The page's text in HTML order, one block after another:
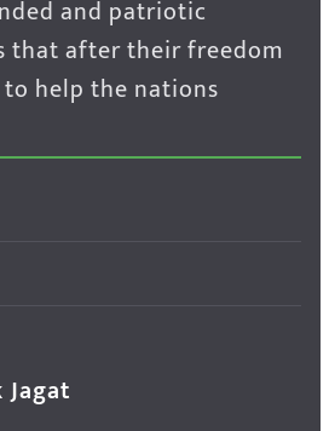
and patriotic
that after their freedom
help the nations